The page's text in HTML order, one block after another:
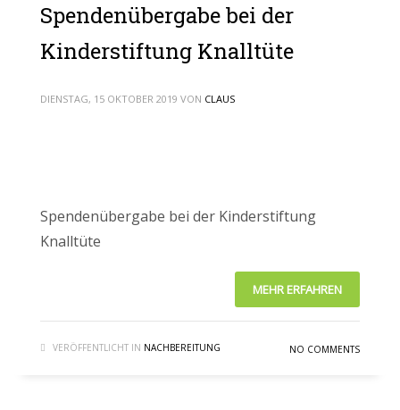
Spendenübergabe bei der
Kinderstiftung Knalltüte
DIENSTAG, 15 OKTOBER 2019 VON CLAUS
Spendenübergabe bei der Kinderstiftung
Knalltüte
MEHR ERFAHREN
VERÖFFENTLICHT IN NACHBEREITUNG NO COMMENTS